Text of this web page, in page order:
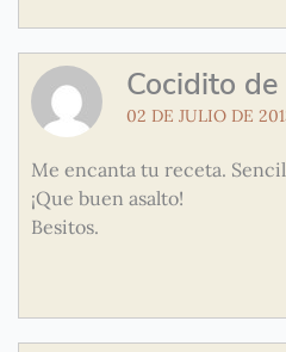
Cocidito
02 DE JULIO DE
Me encanta tu receta.
¡Que buen asalto!
Besitos.